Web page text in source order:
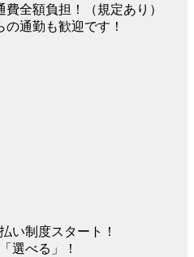
全額負担！（規定あり）
の通勤も歓迎です！
い制度スタート！
選べる」！